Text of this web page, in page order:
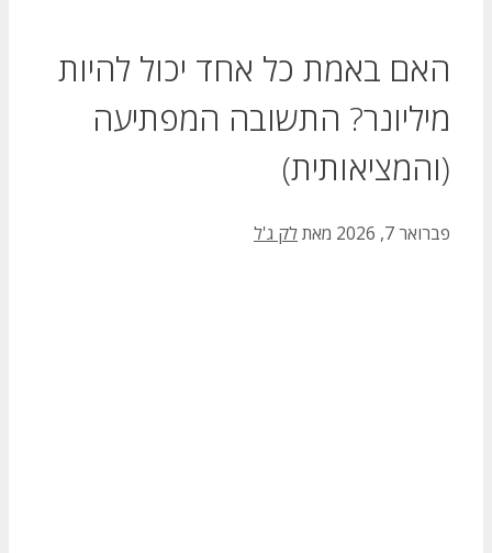
האם באמת כל אחד יכול להיות
מיליונר? התשובה המפתיעה
(והמציאותית)
פברואר 7, 2026 מאתלק ג'ל